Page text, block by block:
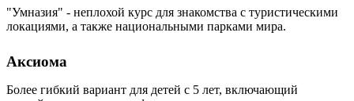
"Умназия" - неплохой курс для знакомства с туристическими
локациями, а также национальными парками мира.
Аксиома
Более гибкий вариант для детей с 5 лет, включающий